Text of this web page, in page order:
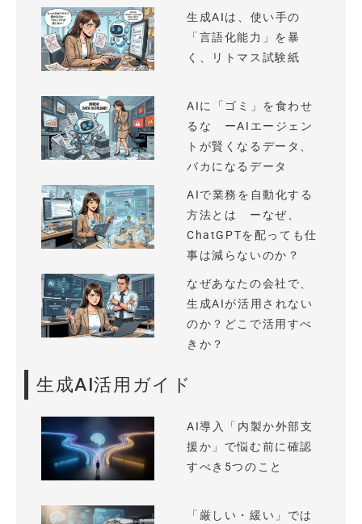
生成AIは、使い手の
「言語化能力」を暴
く、リトマス試験紙
AIに「ゴミ」を食わせ
るな ーAIエージェン
トが賢くなるデータ、
バカになるデータ
AIで業務を自動化する
方法とは ーなぜ、
ChatGPTを配っても仕
事は減らないのか？
なぜあなたの会社で、
生成AIが活用されない
のか？どこで活用すべ
きか？
生成AI活用ガイド
AI導入「内製か外部支
援か」で悩む前に確認
すべき5つのこと
「厳しい・緩い」では